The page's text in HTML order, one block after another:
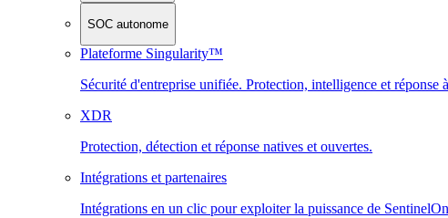
SOC autonome
Plateforme Singularity™
Sécurité d'entreprise unifiée. Protection, intelligence et réponse
XDR
Protection, détection et réponse natives et ouvertes.
Intégrations et partenaires
Intégrations en un clic pour exploiter la puissance de